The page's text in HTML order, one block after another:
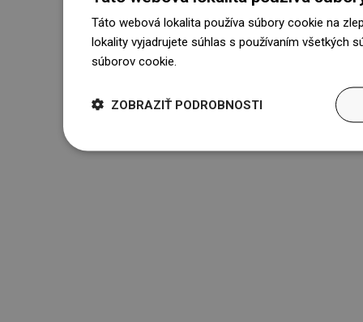
Táto webová lokalita používa súbory cookie na
lokality vyjadrujete súhlas s používaním všetkých
súborov cookie.
ZOBRAZIŤ PODROBNOSTI